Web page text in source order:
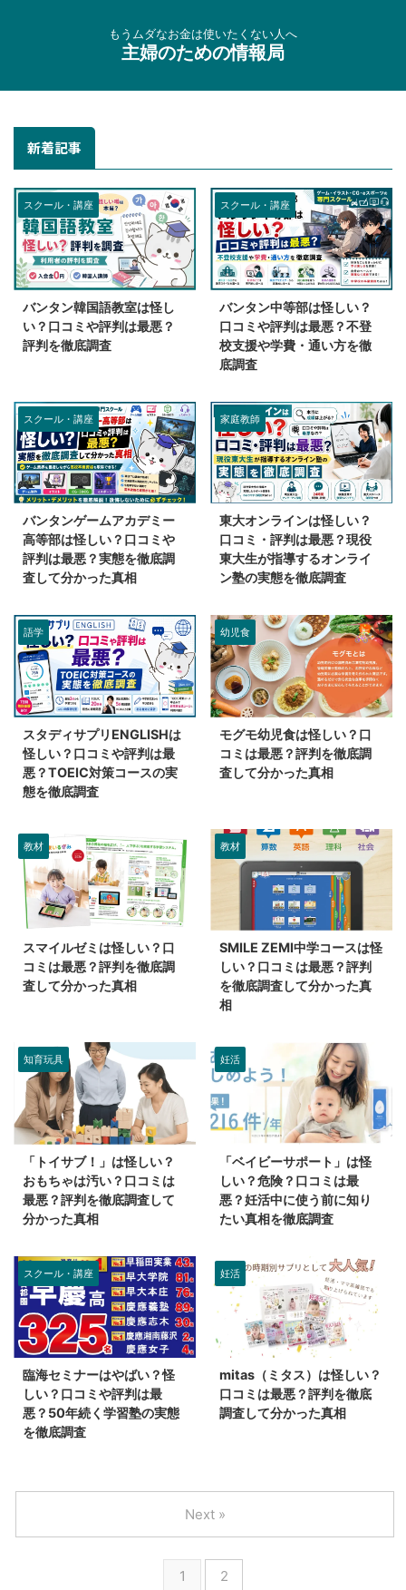
もうムダなお金は使いたくない人へ
主婦のための情報局
新着記事
スクール・講座
バンタン韓国語教室は怪し
い？口コミや評判は最悪？
評判を徹底調査
スクール・講座
バンタン中等部は怪しい？
口コミや評判は最悪？不登
校支援や学費・通い方を徹
底調査
スクール・講座
バンタンゲームアカデミー
高等部は怪しい？口コミや
評判は最悪？実態を徹底調
査して分かった真相
家庭教師
東大オンラインは怪しい？
口コミ・評判は最悪？現役
東大生が指導するオンライ
ン塾の実態を徹底調査
語学
スタディサプリENGLISHは
怪しい？口コミや評判は最
悪？TOEIC対策コースの実
態を徹底調査
幼児食
モグモ幼児食は怪しい？口
コミは最悪？評判を徹底調
査して分かった真相
教材
スマイルゼミは怪しい？口
コミは最悪？評判を徹底調
査して分かった真相
教材
SMILE ZEMI中学コースは怪
しい？口コミは最悪？評判
を徹底調査して分かった真
相
知育玩具
「トイサブ！」は怪しい？
おもちゃは汚い？口コミは
最悪？評判を徹底調査して
分かった真相
妊活
「ベイビーサポート」は怪
しい？危険？口コミは最
悪？妊活中に使う前に知り
たい真相を徹底調査
スクール・講座
臨海セミナーはやばい？怪
しい？口コミや評判は最
悪？50年続く学習塾の実態
を徹底調査
妊活
mitas（ミタス）は怪しい？
口コミは最悪？評判を徹底
調査して分かった真相
1 2
Next »